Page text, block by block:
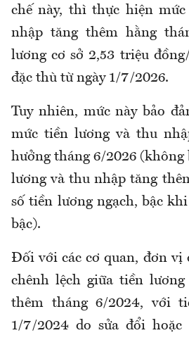
chế này, thì thực hiện
nhập tăng thêm hằng
lương cơ sở 2,53 triệu
đặc thù từ ngày 1/7/2026.
Tuy nhiên, mức này bảo
mức tiền lương và thu
hưởng tháng 6/2026 (không
lương và thu nhập tăng
số tiền lương ngạch, bậc
bậc).
Đối với các cơ quan, đơn vị
chênh lệch giữa tiền
thêm tháng 6/2024, với
1/7/2024 do sửa đổi